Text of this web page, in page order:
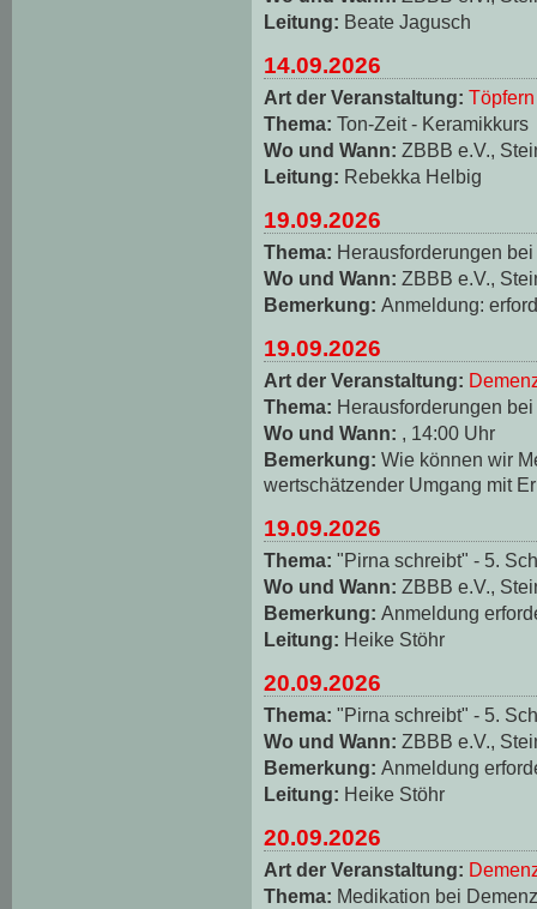
Leitung: Beate Jagusch
14.09.2026
Art der Veranstaltung: Töpfern
Thema: Ton-Zeit - Keramikkurs
Wo und Wann: ZBBB e.V.,
Leitung: Rebekka Helbig
19.09.2026
Thema: Herausforderungen
Wo und Wann: ZBBB e.V.,
Bemerkung: Anmeldung:
19.09.2026
Art der Veranstaltung:
Thema: Herausforderungen
Wo und Wann:
, 14:00 Uhr
Bemerkung: Wie können wir
wertschätzender Umgang mit
19.09.2026
Thema: "Pirna schreibt" - 5.
Wo und Wann: ZBBB e.V.,
Bemerkung: Anmeldung
Leitung: Heike Stöhr
20.09.2026
Thema: "Pirna schreibt" - 5.
Wo und Wann: ZBBB e.V.,
Bemerkung: Anmeldung
Leitung: Heike Stöhr
20.09.2026
Art der Veranstaltung:
Thema: Medikation bei Demenz